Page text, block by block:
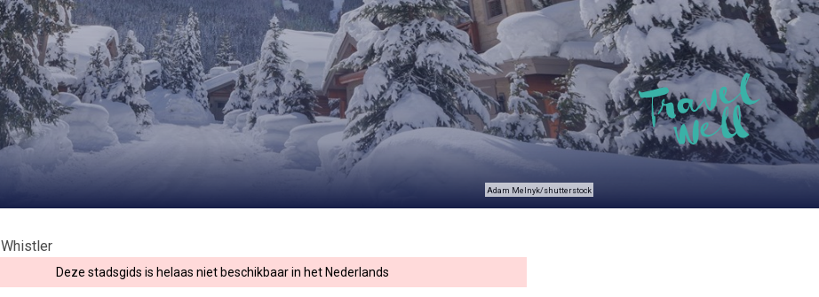
Adam Melnyk/shutterstock
Deze stadsgids is helaas niet beschikbaar in het Nederlands